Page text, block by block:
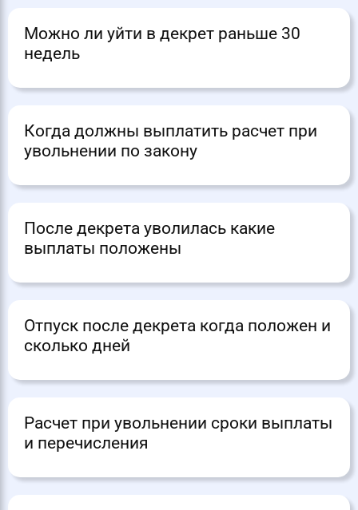
Можно ли уйти в декрет раньше 30
недель
Когда должны выплатить расчет при
увольнении по закону
После декрета уволилась какие
выплаты положены
Отпуск после декрета когда положен и
сколько дней
Расчет при увольнении сроки выплаты
и перечисления